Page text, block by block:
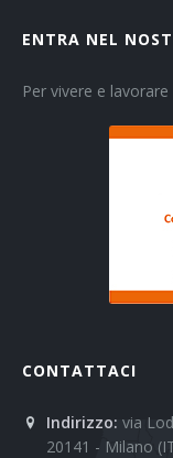
ENTRA NEL
Per vivere e
CONTATTACI
Indirizzo: via
20141 - Milano